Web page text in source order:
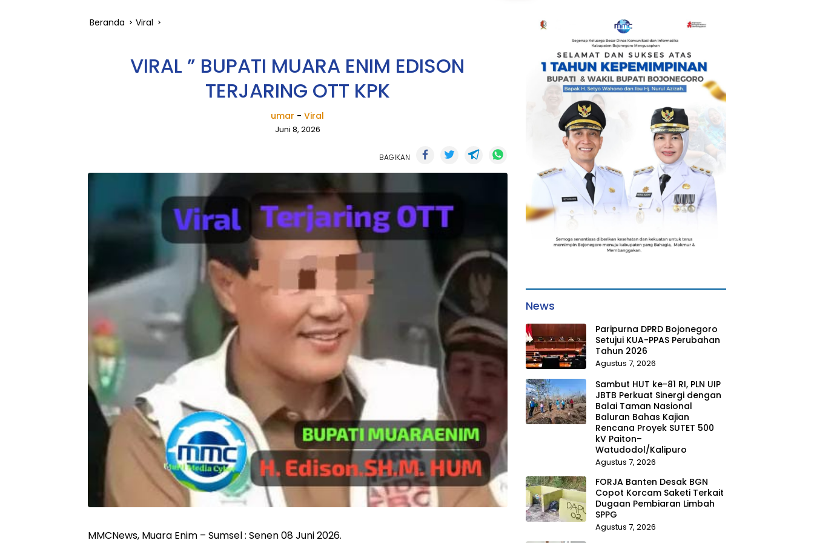
Beranda Viral
VIRAL ” BUPATI MUARA ENIM EDISON
TERJARING OTT KPK
umar -Viral
Juni 8, 2026
BAGIKAN
MMCNews, Muara Enim – Sumsel : Senen 08 Juni 2026.
News
Paripurna DPRD Bojonegoro
Setujui KUA-PPAS Perubahan
Tahun 2026
Agustus 7, 2026
Sambut HUT ke-81 RI, PLN UIP
JBTB Perkuat Sinergi dengan
Balai Taman Nasional
Baluran Bahas Kajian
Rencana Proyek SUTET 500
kV Paiton–
Watudodol/Kalipuro
Agustus 7, 2026
FORJA Banten Desak BGN
Copot Korcam Saketi Terkait
Dugaan Pembiaran Limbah
SPPG
Agustus 7, 2026